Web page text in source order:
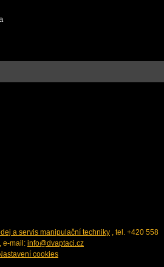
a servis manipulační techniky , tel. +420 558
e-mail: info@dvaptaci.cz
cookies